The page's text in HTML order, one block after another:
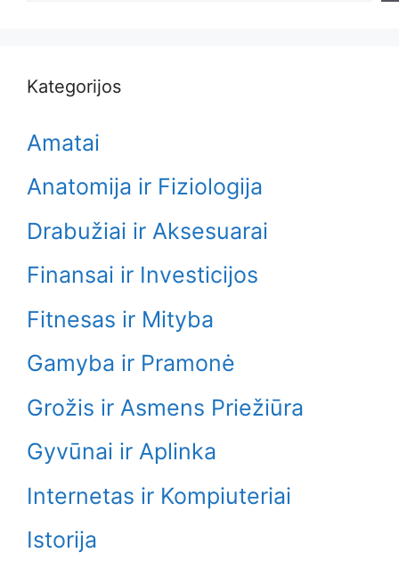
Kategorijos
Amatai
Anatomija ir Fiziologija
Drabužiai ir Aksesuarai
Finansai ir Investicijos
Fitnesas ir Mityba
Gamyba ir Pramonė
Grožis ir Asmens Priežiūra
Gyvūnai ir Aplinka
Internetas ir Kompiuteriai
Istorija